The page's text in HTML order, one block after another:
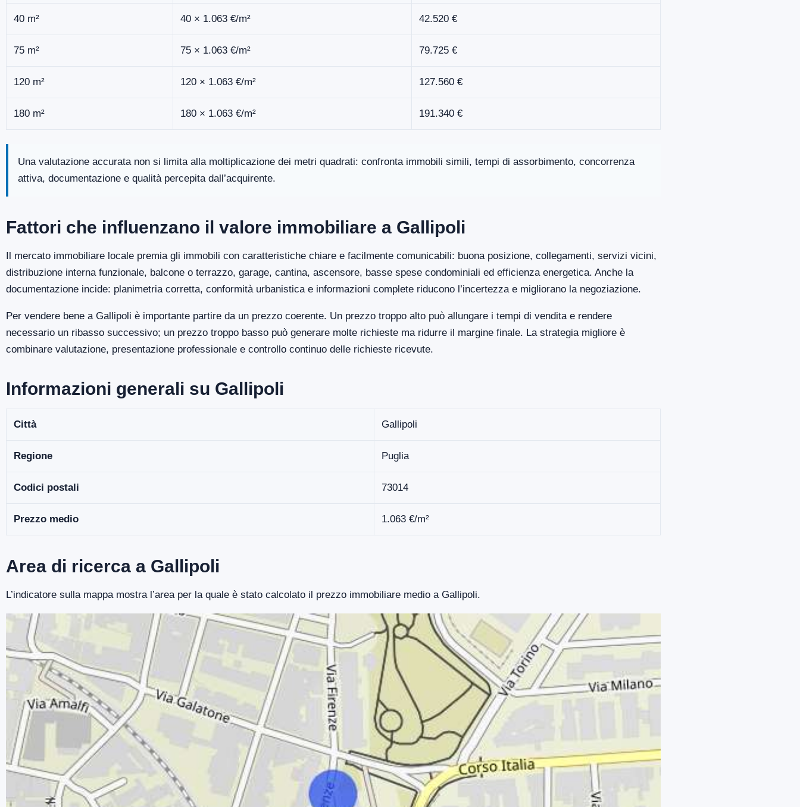
40 m² 40 × 1.063 €/m² 42.520 €
75 m² 75 × 1.063 €/m² 79.725 €
120 m² 120 × 1.063 €/m² 127.560 €
180 m² 180 × 1.063 €/m² 191.340 €
Una valutazione accurata non si limita alla moltiplicazione dei metri quadrati: confronta immobili simili, tempi di assorbimento, concorrenza
attiva, documentazione e qualità percepita dall’acquirente.
Fattori che influenzano il valore immobiliare a Gallipoli
Il mercato immobiliare locale premia gli immobili con caratteristiche chiare e facilmente comunicabili: buona posizione, collegamenti, servizi vicini,
distribuzione interna funzionale, balcone o terrazzo, garage, cantina, ascensore, basse spese condominiali ed efficienza energetica. Anche la
documentazione incide: planimetria corretta, conformità urbanistica e informazioni complete riducono l’incertezza e migliorano la negoziazione.
Per vendere bene a Gallipoli è importante partire da un prezzo coerente. Un prezzo troppo alto può allungare i tempi di vendita e rendere
necessario un ribasso successivo; un prezzo troppo basso può generare molte richieste ma ridurre il margine finale. La strategia migliore è
combinare valutazione, presentazione professionale e controllo continuo delle richieste ricevute.
Informazioni generali su Gallipoli
Città Gallipoli
Regione Puglia
Codici postali 73014
Prezzo medio 1.063 €/m²
Area di ricerca a Gallipoli
L’indicatore sulla mappa mostra l’area per la quale è stato calcolato il prezzo immobiliare medio a Gallipoli.